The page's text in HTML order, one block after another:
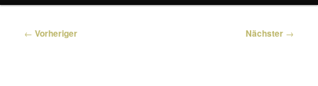
Beitragsnavigation
← Vorheriger Nächster →